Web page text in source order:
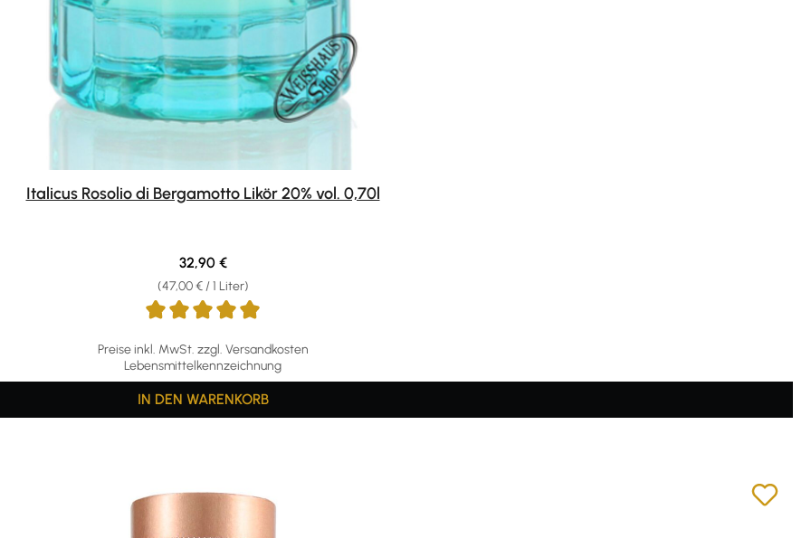
Italicus Rosolio di Bergamotto Likör 20% vol. 0,70l
Preise inkl. MwSt. zzgl. Versandkosten
Lebensmittelkennzeichnung
(47,00 € / 1 Liter)
Regulärer Preis:
32,90 €
IN DEN WARENKORB